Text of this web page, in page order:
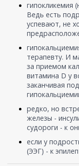
гипокликемия
Ведь есть
успевают, не
терапевту. И
за приемом
витамина D у
заканчивая
редко, но
железы -
судороги - к
если у
(ЭЭГ) - к